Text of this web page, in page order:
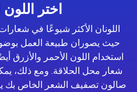
اختر
اللونان الأكثر شيوعًا في
حيث يصوران طبيعة العمل
استخدام اللون الأحمر
شعار محل الحلاقة. ومع ذلك،
صالون تصفيف الشعر الخاص بك